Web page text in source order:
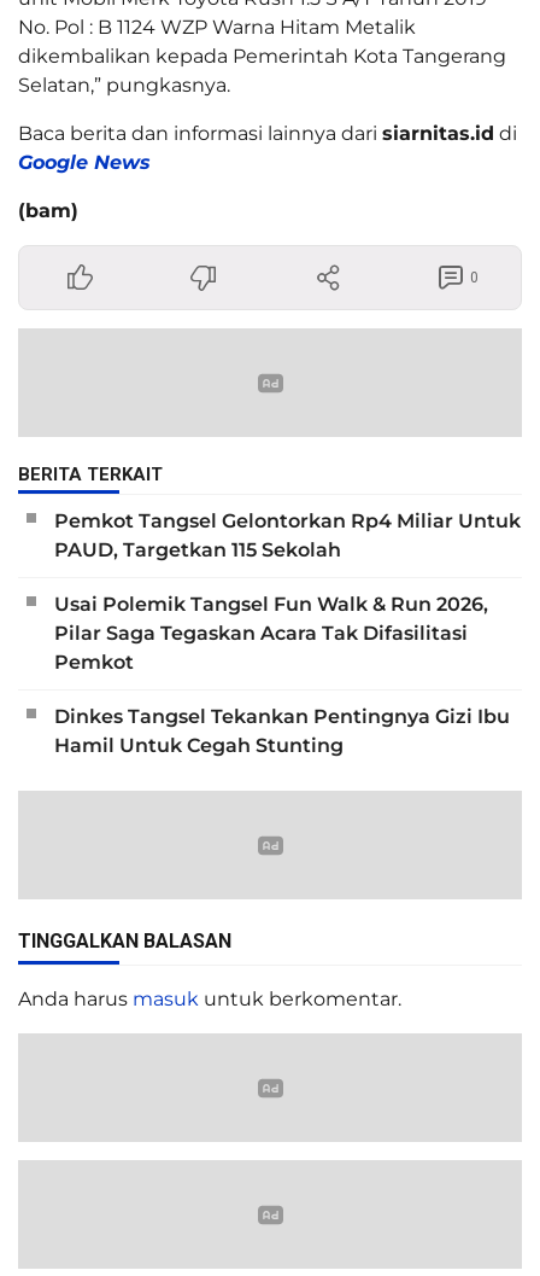
No. Pol : B 1124 WZP Warna Hitam Metalik
dikembalikan kepada Pemerintah Kota Tangerang
Selatan,” pungkasnya.
Baca berita dan informasi lainnya dari siarnitas.id di
Google News
(bam)
0
BERITA TERKAIT
Pemkot Tangsel Gelontorkan Rp4 Miliar Untuk
PAUD, Targetkan 115 Sekolah
Usai Polemik Tangsel Fun Walk & Run 2026,
Pilar Saga Tegaskan Acara Tak Difasilitasi
Pemkot
Dinkes Tangsel Tekankan Pentingnya Gizi Ibu
Hamil Untuk Cegah Stunting
TINGGALKAN BALASAN
Anda harus masuk untuk berkomentar.